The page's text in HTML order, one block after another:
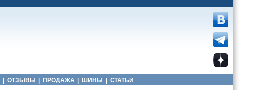
ОТЗЫВЫ ПРОДАЖА ШИНЫ СТАТЬИ